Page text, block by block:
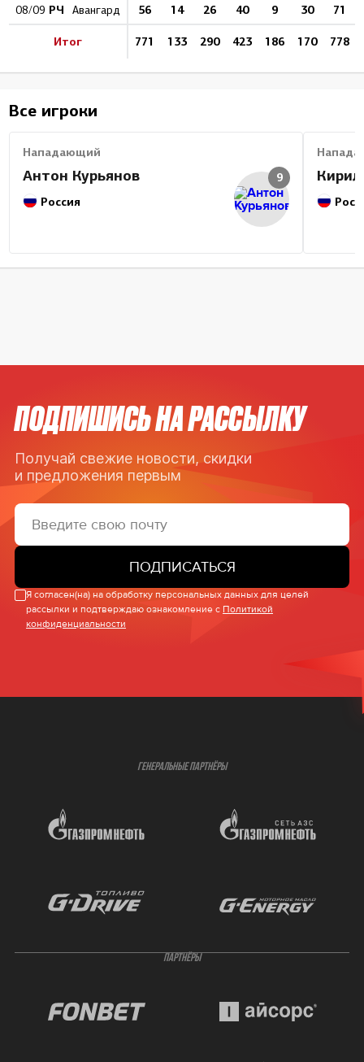
08/09 РЧ Авангард 56 14 26 40 9 30 71
Итог 771 133 290 423 186 170 778
Все игроки
Нападающий
Антон Курьянов
Россия
9
ПОДПИШИСЬ НА РАССЫЛКУ
Получай свежие новости, скидки
и предложения первым
ПОДПИСАТЬСЯ
Я согласен(на) на обработку персональных данных для целей
рассылки и подтверждаю ознакомление с Политикой
конфиденциальности
ГЕНЕРАЛЬНЫЕ ПАРТНЁРЫ
ПАРТНЁРЫ